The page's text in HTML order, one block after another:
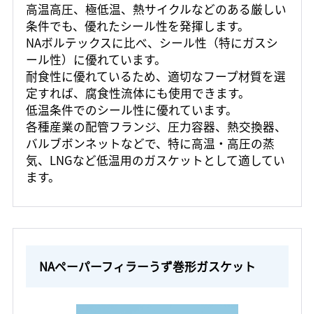
高温高圧、極低温、熱サイクルなどのある厳しい
条件でも、優れたシール性を発揮します。
NAボルテックスに比べ、シール性（特にガスシ
ール性）に優れています。
耐食性に優れているため、適切なフープ材質を選
定すれば、腐食性流体にも使用できます。
低温条件でのシール性に優れています。
各種産業の配管フランジ、圧力容器、熱交換器、
バルブボンネットなどで、特に高温・高圧の蒸
気、LNGなど低温用のガスケットとして適してい
ます。
NAペーパーフィラーうず巻形ガスケット